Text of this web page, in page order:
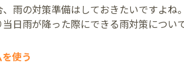
雨の対策準備はしておきたいですよね。
日雨が降った際にできる雨対策につい
使う